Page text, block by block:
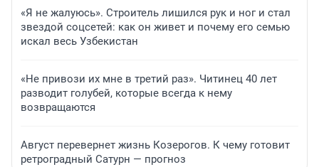
«Я не жалуюсь». Строитель лишился рук и ног и стал
звездой соцсетей: как он живет и почему его семью
искал весь Узбекистан
«Не привози их мне в третий раз». Читинец 40 лет
разводит голубей, которые всегда к нему
возвращаются
Август перевернет жизнь Козерогов. К чему готовит
ретроградный Сатурн — прогноз